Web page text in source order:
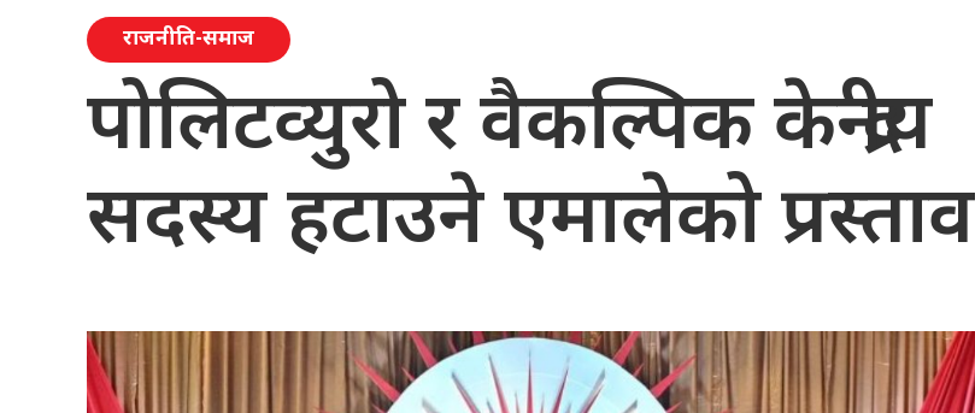
राजनीति-समाज
पोलिटव्युरो र वैकल्पिक केन्द्रीय
सदस्य हटाउने एमालेको प्रस्ताव